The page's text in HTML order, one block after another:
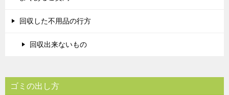
回収した不用品の行方
回収出来ないもの
ゴミの出し方